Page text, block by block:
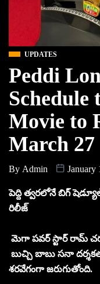
UPDATES
Peddi
Schedule
Movie to
March 27
By Admin January
పెద్ది త్వరలోనే బిగ్
రిలీజ్
మెగా పవర్ స్టార్ రామ్
బుచ్చి బాబు సనా
శరవేగంగా జరుగుతోంది.